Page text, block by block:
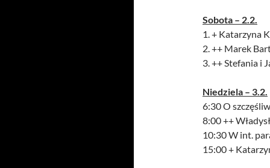
Sobota – 2.2.
1. + Katarzyna
2. ++ Marek
3. ++ Stefania i
Niedziela – 3.2.
6:30 O
8:00 ++
10:30 W int.
15:00 +